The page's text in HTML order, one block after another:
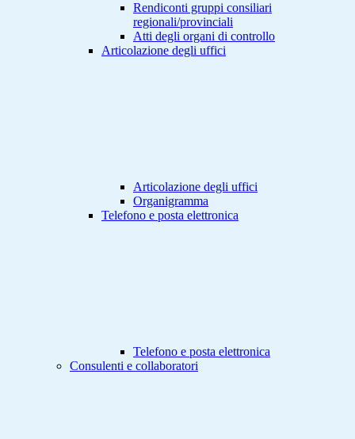
Rendiconti gruppi consiliari
regionali/provinciali
Atti degli organi di controllo
Articolazione degli uffici
Articolazione degli uffici
Organigramma
Telefono e posta elettronica
Telefono e posta elettronica
Consulenti e collaboratori